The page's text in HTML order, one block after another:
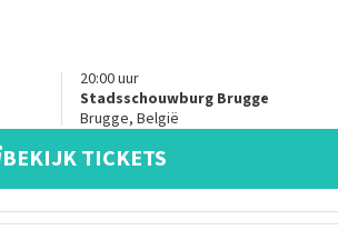
20:00uur
Stadsschouwburg Brugge
Brugge, België
BEKIJK TICKETS